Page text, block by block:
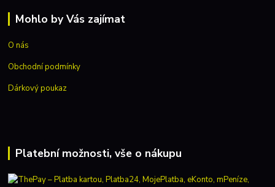
Mohlo by Vás zajímat
O nás
Obchodní podmínky
Dárkový poukaz
Platební možnosti, vše o nákupu